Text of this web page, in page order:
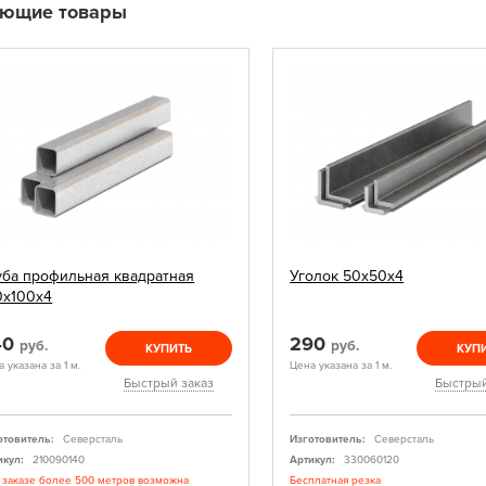
товары
профильная квадратная
руб.
указана за 1 м.
КУПИТЬ
Быстрый заказ
Северсталь
210090140
более 500 метров возможна
Уголок 50х50х4
290 руб.
Цена указана за 1 м.
Изготовитель:
Северсталь
Артикул:
330060120
Бесплатная резка